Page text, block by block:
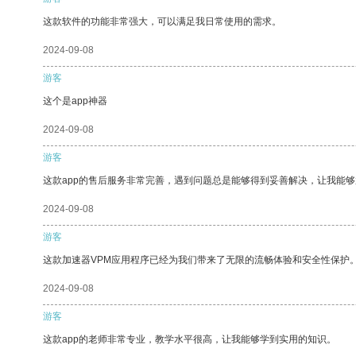
这款软件的功能非常强大，可以满足我日常使用的需求。
2024-09-08
游客
这个是app神器
2024-09-08
游客
这款app的售后服务非常完善，遇到问题总是能够得到妥善解决，让我能够
2024-09-08
游客
这款加速器VPM应用程序已经为我们带来了无限的流畅体验和安全性保护。
2024-09-08
游客
这款app的老师非常专业，教学水平很高，让我能够学到实用的知识。